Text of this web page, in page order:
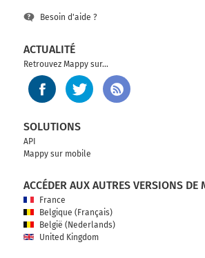
Besoin d'aide ?
ACTUALITÉ
Retrouvez Mappy sur...
SOLUTIONS
API
Mappy sur mobile
ACCÉDER AUX AUTRES VERSIONS DE
France
Belgique (Français)
België (Nederlands)
United Kingdom